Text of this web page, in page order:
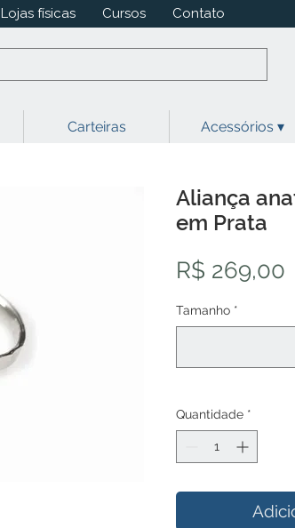
Lojas físicas Cursos Contato
Carteiras Acessórios ▾
Aliança
em Prata
R$ 269,00
Tamanho *
Quantidade *